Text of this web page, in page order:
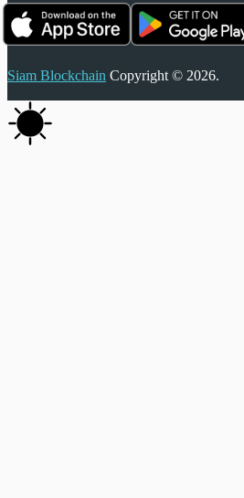
Siam Blockchain Copyright © 2026.